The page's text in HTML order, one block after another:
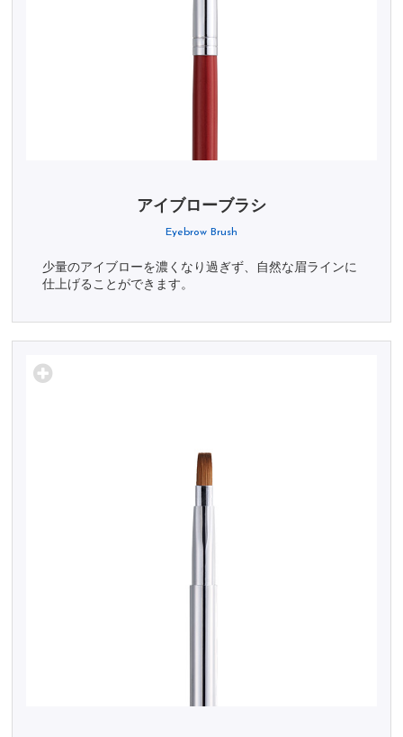
アイブローブラシ
Eyebrow Brush
少量のアイブローを濃くなり過ぎず、自然な眉ラインに
仕上げることができます。